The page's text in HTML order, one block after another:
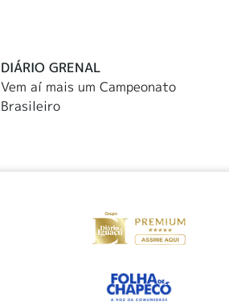
DIÁRIO GRENAL
Vem aí mais um Campeonato
Brasileiro